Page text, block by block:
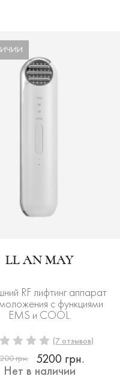
LL AN MAY
RF лифтинг аппарат
с функциями
EMS и COOL.
(7 отзывов)
грн.
5200 грн.
Нет в наличии